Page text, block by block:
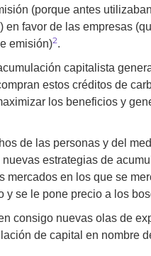
(porque antes
favor de las empresas
emisión)2.
capitalista
estos créditos de
los beneficios y
de las personas y del
estrategias de
en los que se
y se le pone precio a los
consigo nuevas olas de
de capital en nombre